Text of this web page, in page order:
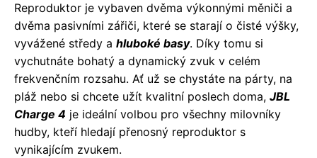
Reproduktor je vybaven dvěma výkonnými měniči a
dvěma pasivními zářiči, které se starají o čisté výšky,
vyvážené středy a hluboké basy. Díky tomu si
vychutnáte bohatý a dynamický zvuk v celém
frekvenčním rozsahu. Ať už se chystáte na párty, na
pláž nebo si chcete užít kvalitní poslech doma, JBL
Charge 4 je ideální volbou pro všechny milovníky
hudby, kteří hledají přenosný reproduktor s
vynikajícím zvukem.